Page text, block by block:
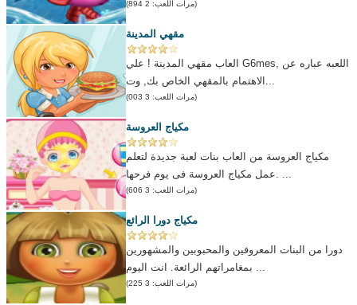
(مرات اللعب: 2 894)
مقهي المدينة
العاب مقهي المدينة ! علي G6mes, اللعبه عباره عن
(مرات اللعب: 3 003)
مكياج العروسة
مكياج العروسة من العاب بنات لعبة جديدة لتعلم
(مرات اللعب: 3 606)
مكياج دورا الرائع
دورا من البنات المعروفين والمحبوبين والمشهورين
(مرات اللعب: 3 225)